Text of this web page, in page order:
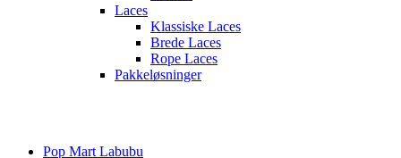
Laces
Klassiske Laces
Brede Laces
Rope Laces
Pakkeløsninger
Pop Mart Labubu